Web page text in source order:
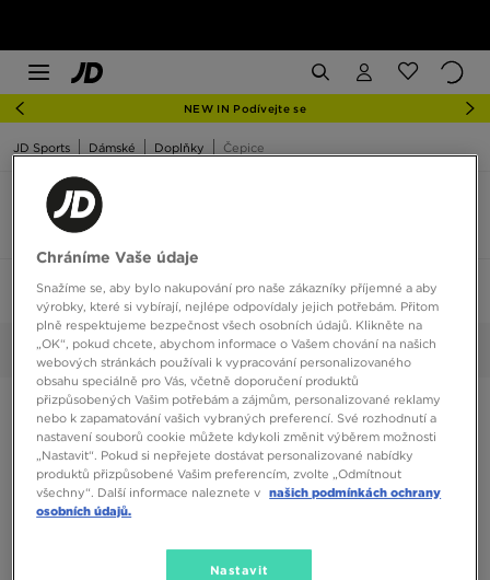
NEW IN Podívejte se
JD Sports Dámské Doplňky Čepice
Seřadit:Doporučené Filtrovat 1
Vybrané: adidas Smazat vše
Chráníme Vaše údaje
Snažíme se, aby bylo nakupování pro naše zákazníky příjemné a aby
výrobky, které si vybírají, nejlépe odpovídaly jejich potřebám. Přitom
plně respektujeme bezpečnost všech osobních údajů. Klikněte na
„OK“, pokud chcete, abychom informace o Vašem chování na našich
webových stránkách používali k vypracování personalizovaného
obsahu speciálně pro Vás, včetně doporučení produktů
přizpůsobených Vašim potřebám a zájmům, personalizované reklamy
nebo k zapamatování vašich vybraných preferencí. Své rozhodnutí a
nastavení souborů cookie můžete kdykoli změnit výběrem možnosti
„Nastavit“. Pokud si nepřejete dostávat personalizované nabídky
produktů přizpůsobené Vašim preferencím, zvolte „Odmítnout
všechny“. Další informace naleznete v našich podmínkách ochrany
osobních údajů.
Nastavit